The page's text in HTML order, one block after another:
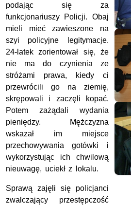
podając się za
funkcjonariuszy Policji. Obaj
mieli mieć zawieszone na
szyi policyjne legitymacje.
24-latek zorientował się, że
nie ma do czynienia ze
stróżami prawa, kiedy ci
przewrócili go na ziemię,
skrępowali i zaczęli kopać.
Potem zażądali wydania
pieniędzy. Mężczyzna
wskazał im miejsce
przechowywania gotówki i
wykorzystując ich chwilową
nieuwagę, uciekł z lokalu.
Sprawą zajęli się policjanci
zwalczający przestępczość